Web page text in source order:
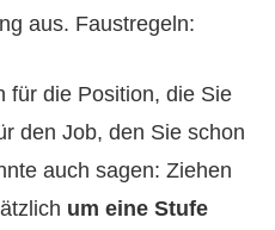
aus. Faustregeln:
für die Position, die Sie
den Job, den Sie schon
auch sagen: Ziehen
um eine Stufe